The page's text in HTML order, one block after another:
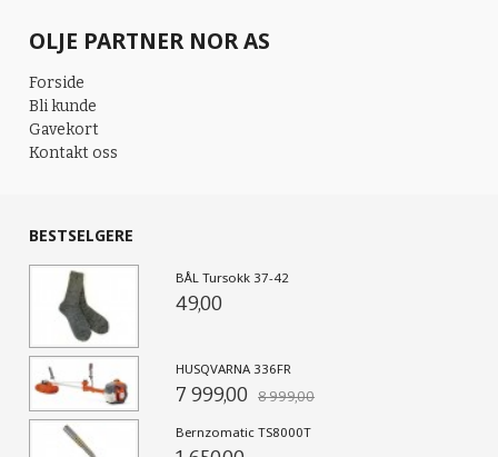
OLJE PARTNER NOR AS
Forside
Bli kunde
Gavekort
Kontakt oss
BESTSELGERE
BÅL Tursokk 37-42
49,00
HUSQVARNA 336FR
7 999,00 8 999,00
Bernzomatic TS8000T